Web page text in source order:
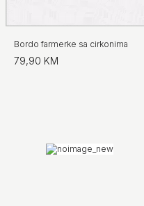
Bordo farmerke sa cirkonima
79,90 KM